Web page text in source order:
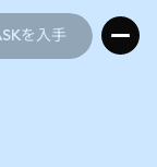
を入手